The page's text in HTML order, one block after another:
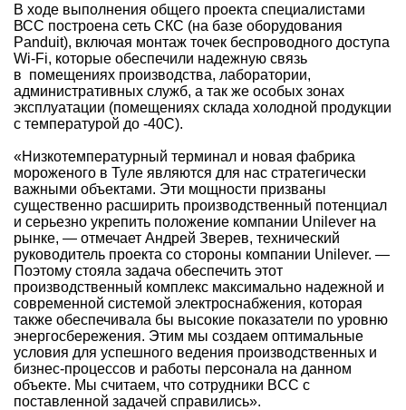
В ходе выполнения общего проекта специалистами
ВСС построена сеть СКС (на базе оборудования
Panduit), включая монтаж точек беспроводного доступа
Wi-Fi, которые обеспечили надежную связь
в помещениях производства, лаборатории,
административных служб, а так же особых зонах
эксплуатации (помещениях склада холодной продукции
с температурой до -40С).
«Низкотемпературный терминал и новая фабрика
мороженого в Туле являются для нас стратегически
важными объектами. Эти мощности призваны
существенно расширить производственный потенциал
и серьезно укрепить положение компании Unilever на
рынке, — отмечает Андрей Зверев, технический
руководитель проекта со стороны компании Unilever. —
Поэтому стояла задача обеспечить этот
производственный комплекс максимально надежной и
современной системой электроснабжения, которая
также обеспечивала бы высокие показатели по уровню
энергосбережения. Этим мы создаем оптимальные
условия для успешного ведения производственных и
бизнес-процессов и работы персонала на данном
объекте. Мы считаем, что сотрудники BCC с
поставленной задачей справились».